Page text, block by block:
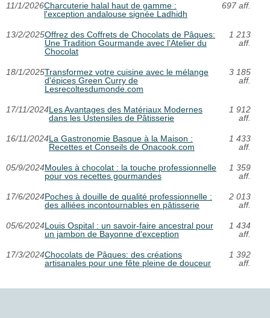
11/1/2026Charcuterie halal haut de gamme :
l'exception andalouse signée Ladhidh
697 aff.
13/2/2025Offrez des Coffrets de Chocolats de Pâques:
Une Tradition Gourmande avec l'Atelier du
Chocolat
1 213
aff.
18/1/2025Transformez votre cuisine avec le mélange
d'épices Green Curry de
Lesrecoltesdumonde.com
3 185
aff.
17/11/2024Les Avantages des Matériaux Modernes
dans les Ustensiles de Pâtisserie
1 912
aff.
16/11/2024La Gastronomie Basque à la Maison :
Recettes et Conseils de Onacook.com
1 433
aff.
05/9/2024Moules à chocolat : la touche professionnelle
pour vos recettes gourmandes
1 359
aff.
17/6/2024Poches à douille de qualité professionnelle :
des alliées incontournables en pâtisserie
2 013
aff.
05/6/2024Louis Ospital : un savoir-faire ancestral pour
un jambon de Bayonne d'exception
1 434
aff.
17/3/2024Chocolats de Pâques: des créations
artisanales pour une fête pleine de douceur
1 392
aff.